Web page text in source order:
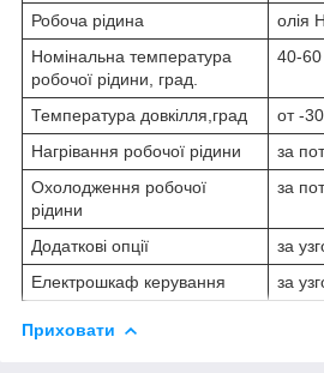
Робоча рідина
олія
Номінальна температура
робочої рідини, град.
40-60
Температура довкілля,град
от -
Нагрівання робочої рідини
за
Охолодження робочої
рідини
за
Додаткові опції
за
Електрошкаф керування
за
Приховати